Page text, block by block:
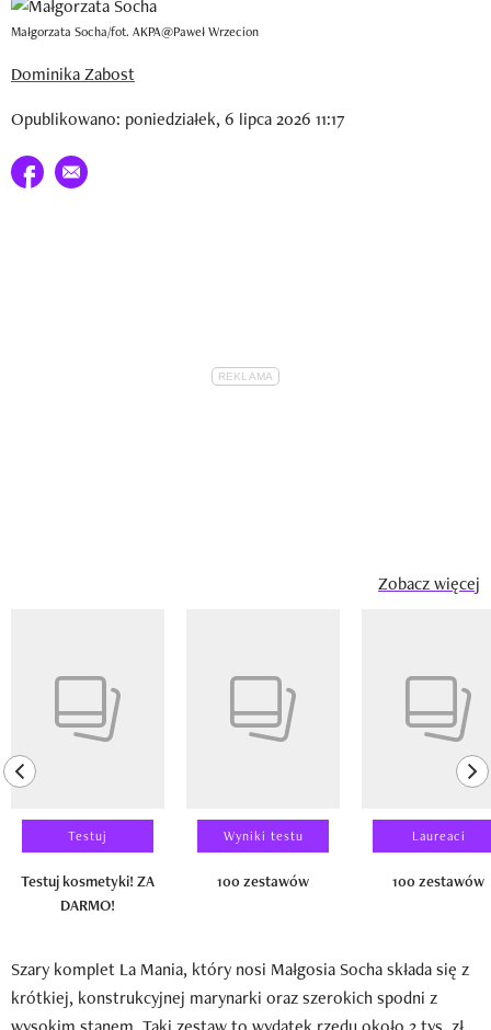
Małgorzata Socha/fot. AKPA@Paweł Wrzecion
Dominika Zabost
Opublikowano: poniedziałek, 6 lipca 2026 11:17
Udostępnij na facebook
E-mail do przyjaciela
Zobacz więcej
previous element
Testuj
Testuj kosmetyki! ZA
DARMO!
Wyniki testu
100 zestawów
Laureaci
100 zestawów
Szary komplet La Mania, który nosi Małgosia Socha składa się z
krótkiej, konstrukcyjnej marynarki oraz szerokich spodni z